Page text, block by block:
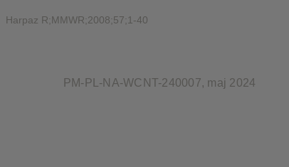
Harpaz R;MMWR;2008;57;1-40
PM-PL-NA-WCNT-240007, maj 2024